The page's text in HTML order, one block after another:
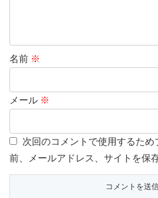
名前 ※
メール ※
次回のコメントで使用するため
前、メールアドレス、サイトを保